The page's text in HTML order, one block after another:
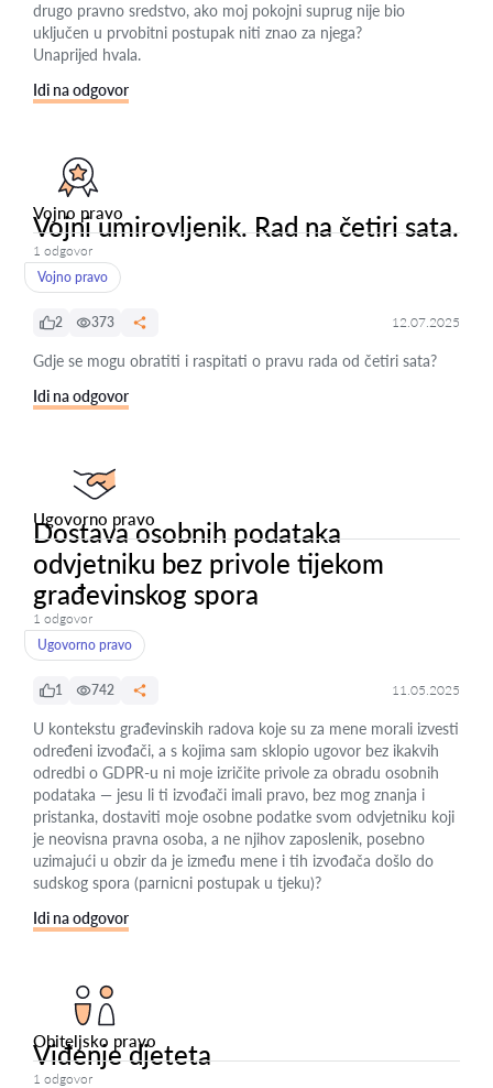
drugo pravno sredstvo, ako moj pokojni suprug nije bio
uključen u prvobitni postupak niti znao za njega?
Unaprijed hvala.
Idi na odgovor
Vojno pravo
Vojni umirovljenik. Rad na četiri sata.
1 odgovor
Vojno pravo
2 373 12.07.2025
Gdje se mogu obratiti i raspitati o pravu rada od četiri sata?
Idi na odgovor
Ugovorno pravo
Dostava osobnih podataka
odvjetniku bez privole tijekom
građevinskog spora
1 odgovor
Ugovorno pravo
1 742 11.05.2025
U kontekstu građevinskih radova koje su za mene morali izvesti
određeni izvođači, a s kojima sam sklopio ugovor bez ikakvih
odredbi o GDPR-u ni moje izričite privole za obradu osobnih
podataka — jesu li ti izvođači imali pravo, bez mog znanja i
pristanka, dostaviti moje osobne podatke svom odvjetniku koji
je neovisna pravna osoba, a ne njihov zaposlenik, posebno
uzimajući u obzir da je između mene i tih izvođača došlo do
sudskog spora (parnicni postupak u tjeku)?
Idi na odgovor
Obiteljsko pravo
Viđenje djeteta
1 odgovor